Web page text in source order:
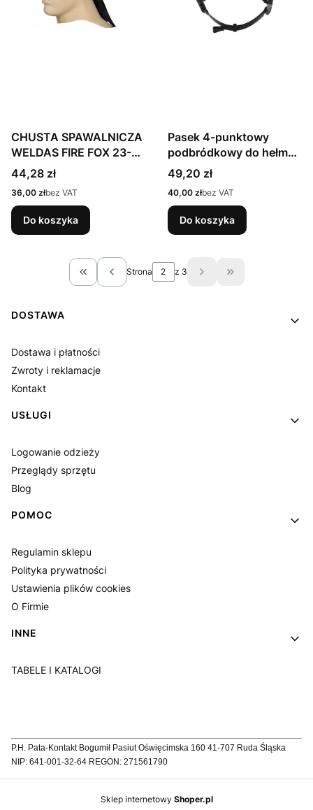
CHUSTA SPAWALNICZA
WELDAS FIRE FOX 23-
3615
Cena
44,28 zł
Cena
36,00 złbez VAT
Do koszyka
Pasek 4-punktowy
podbródkowy do hełmu
górniczego JSP
EVO3/EVO5/MK7
Cena
49,20 zł
Cena
40,00 złbez VAT
Do koszyka
Wróć do pierwszej strony z produktami
Strona z 3
Linki w stopce
DOSTAWA
Dostawa i płatności
Zwroty i reklamacje
Kontakt
USŁUGI
Logowanie odzieży
Przeglądy sprzętu
Blog
POMOC
Regulamin sklepu
Polityka prywatności
Ustawienia plików cookies
O Firmie
INNE
TABELE I KATALOGI
P.H. Pata-Kontakt Bogumił Pasiut Oświęcimska 160 41-707 Ruda Śląska
NIP: 641-001-32-64 REGON: 271561790
Sklep internetowy Shoper.pl